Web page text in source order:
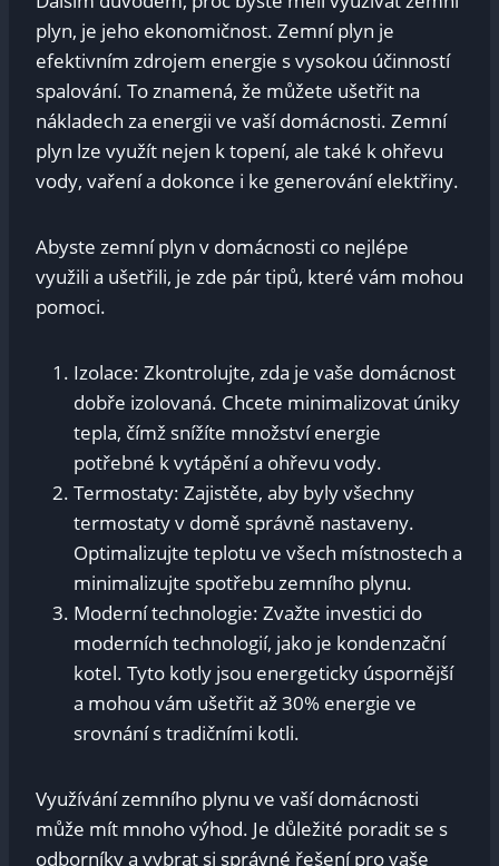
plyn, ⁢je jeho ekonomičnost. ​Zemní⁣ plyn je
⁣efektivním ⁢zdrojem energie s vysokou účinností
spalování. To znamená, že můžete‌ ušetřit na
nákladech za energii ve vaší domácnosti. Zemní
plyn⁤ lze ⁢využít nejen k topení,⁤ ale také k ohřevu
vody, vaření a dokonce i ke ⁢generování elektřiny.
Abyste zemní plyn⁢ v domácnosti co​ nejlépe
využili a ušetřili, je zde pár tipů,​ které ‍vám mohou
pomoci.
Izolace: Zkontrolujte, zda je vaše domácnost
dobře izolovaná. Chcete minimalizovat úniky
tepla, čímž snížíte množství ⁢energie
potřebné k vytápění a ohřevu vody.
Termostaty: Zajistěte, aby byly všechny‍
termostaty v domě ⁤správně nastaveny.
Optimalizujte teplotu⁤ ve všech​ místnostech a
minimalizujte spotřebu zemního plynu.
Moderní technologie: Zvažte investici do
⁢moderních technologií, jako ⁣je kondenzační
kotel.⁣ Tyto kotly ⁢jsou energeticky úspornější
a‌ mohou vám ušetřit až 30% energie ve
srovnání s tradičními kotli.
Využívání zemního plynu ⁢ve vaší domácnosti⁢
může mít⁣ mnoho výhod. Je důležité poradit se s
odborníky a vybrat si správné řešení pro ‍vaše